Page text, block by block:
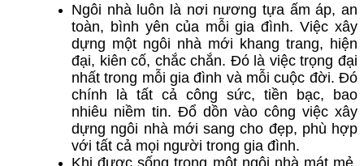
Ngôi nhà luôn là nơi nương tựa ấm áp, an
toàn, bình yên của mỗi gia đình. Việc xây
dựng một ngôi nhà mới khang trang, hiện
đại, kiên cố, chắc chắn. Đó là việc trọng đại
nhất trong mỗi gia đình và mỗi cuộc đời. Đó
chính là tất cả công sức, tiền bạc, bao
nhiêu niềm tin. Đổ dồn vào công việc xây
dựng ngôi nhà mới sang cho đẹp, phù hợp
với tất cả mọi người trong gia đình.
Khi được sống trong một ngôi nhà mát mẻ,